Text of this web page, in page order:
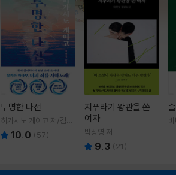
투명한 나선
히가시노 게이고 저/김선
영 역10.0 (57)
지푸라기 왕관을 쓴
여자
박상영 저
9.3 ( 21 )